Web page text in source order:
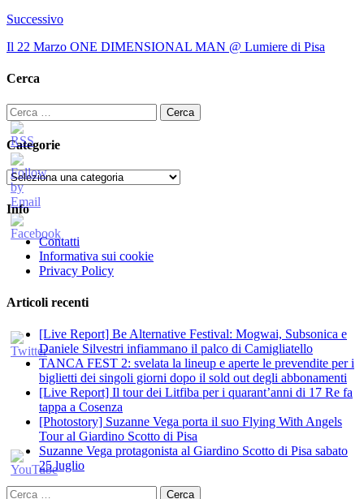
Successivo
Il 22 Marzo ONE DIMENSIONAL MAN @ Lumiere di Pisa
Cerca
Ricerca
per:
Categorie
Categorie
Info
Contatti
Informativa sui cookie
Privacy Policy
Articoli recenti
[Live Report] Be Alternative Festival: Mogwai, Subsonica e
Daniele Silvestri infiammano il palco di Camigliatello
TANCA FEST 2: svelata la lineup e aperte le prevendite per i
biglietti dei singoli giorni dopo il sold out degli abbonamenti
[Live Report] Il tour dei Litfiba per i quarant’anni di 17 Re fa
tappa a Cosenza
[Photostory] Suzanne Vega porta il suo Flying With Angels
Tour al Giardino Scotto di Pisa
Suzanne Vega protagonista al Giardino Scotto di Pisa sabato
25 luglio
Ricerca